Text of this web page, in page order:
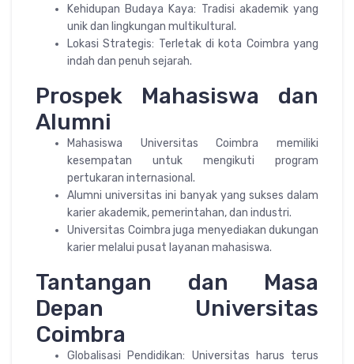
Kehidupan Budaya Kaya: Tradisi akademik yang
unik dan lingkungan multikultural.
Lokasi Strategis: Terletak di kota Coimbra yang
indah dan penuh sejarah.
Prospek Mahasiswa dan
Alumni
Mahasiswa Universitas Coimbra memiliki
kesempatan untuk mengikuti program
pertukaran internasional.
Alumni universitas ini banyak yang sukses dalam
karier akademik, pemerintahan, dan industri.
Universitas Coimbra juga menyediakan dukungan
karier melalui pusat layanan mahasiswa.
Tantangan dan Masa
Depan Universitas
Coimbra
Globalisasi Pendidikan: Universitas harus terus